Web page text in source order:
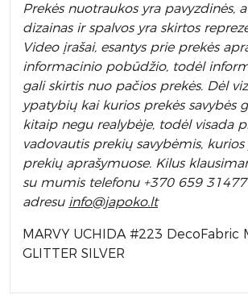
Prekės nuotraukos yra pavyzdinės,
dizainas ir spalvos yra skirtos
Video įrašai, esantys prie prekės
informacinio pobūdžio, todėl
gali skirtis nuo pačios prekės. Dėl
ypatybių kai kurios prekės savybės
kitaip negu realybėje, todėl visada
vadovautis prekių savybėmis,
prekių aprašymuose. Kilus
su mumis telefonu +370 659 31477
adresu info@japoko.lt
MARVY UCHIDA #223 DecoFabric
GLITTER SILVER